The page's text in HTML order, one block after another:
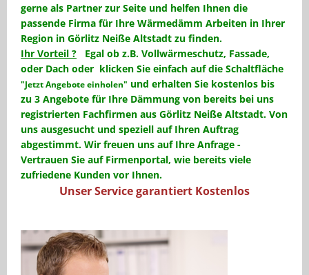
gerne als Partner zur Seite und helfen Ihnen die
passende Firma für Ihre Wärmedämm Arbeiten in Ihrer
Region in Görlitz Neiße Altstadt zu finden.
Ihr Vorteil ? Egal ob z.B. Vollwärmeschutz, Fassade,
oder Dach oder klicken Sie einfach auf die Schaltfläche
"Jetzt Angebote einholen" und erhalten Sie kostenlos bis
zu 3 Angebote für Ihre Dämmung von bereits bei uns
registrierten Fachfirmen aus Görlitz Neiße Altstadt. Von
uns ausgesucht und speziell auf Ihren Auftrag
abgestimmt. Wir freuen uns auf Ihre Anfrage -
Vertrauen Sie auf Firmenportal, wie bereits viele
zufriedene Kunden vor Ihnen.
Unser Service garantiert Kostenlos